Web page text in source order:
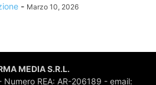
- Marzo 10, 2026
MEDIA S.R.L.
REA: AR-206189 - email: